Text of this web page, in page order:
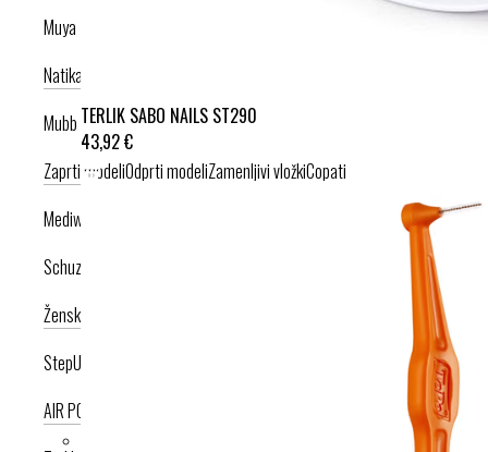
TERLIK SABO NAILS ST290
43,92 €
Muya
Natikači
Mubb
Zaprti modeliOdprti modeliZamenljivi vložkiCopati
Mediwalk
Schuzz
Ženska kolekcija
StepUp
AIR PODPLAT